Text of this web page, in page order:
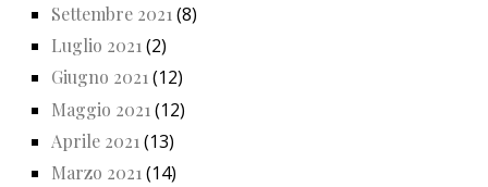
Settembre 2021 (8)
Luglio 2021(2)
Giugno 2021(12)
Maggio 2021 (12)
Aprile 2021 (13)
Marzo 2021 (14)